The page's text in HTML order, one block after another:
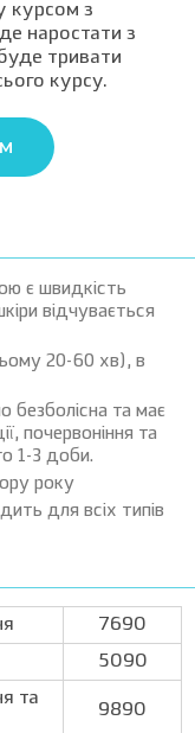
курсом з
наростати з
тривати
курсу.
є швидкість
відчувається
20-60 хв), в
безболісна та має
почервоніння та
1-3 доби.
року
для всіх типів
7690
5090
та
9890